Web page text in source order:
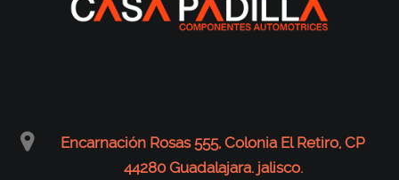
Encarnación Rosas 555, Colonia El Retiro, CP
44280 Guadalajara. jalisco.